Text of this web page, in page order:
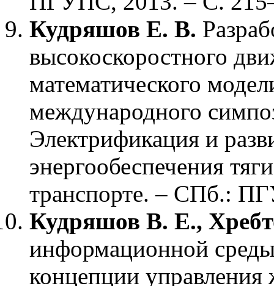
Кудряшов Е. В.
высокоскоростного
математического
международного
Электрификация и
энергообеспечения
транспорте. – СПб.:
Кудряшов В. Е.,
информационной
концепции